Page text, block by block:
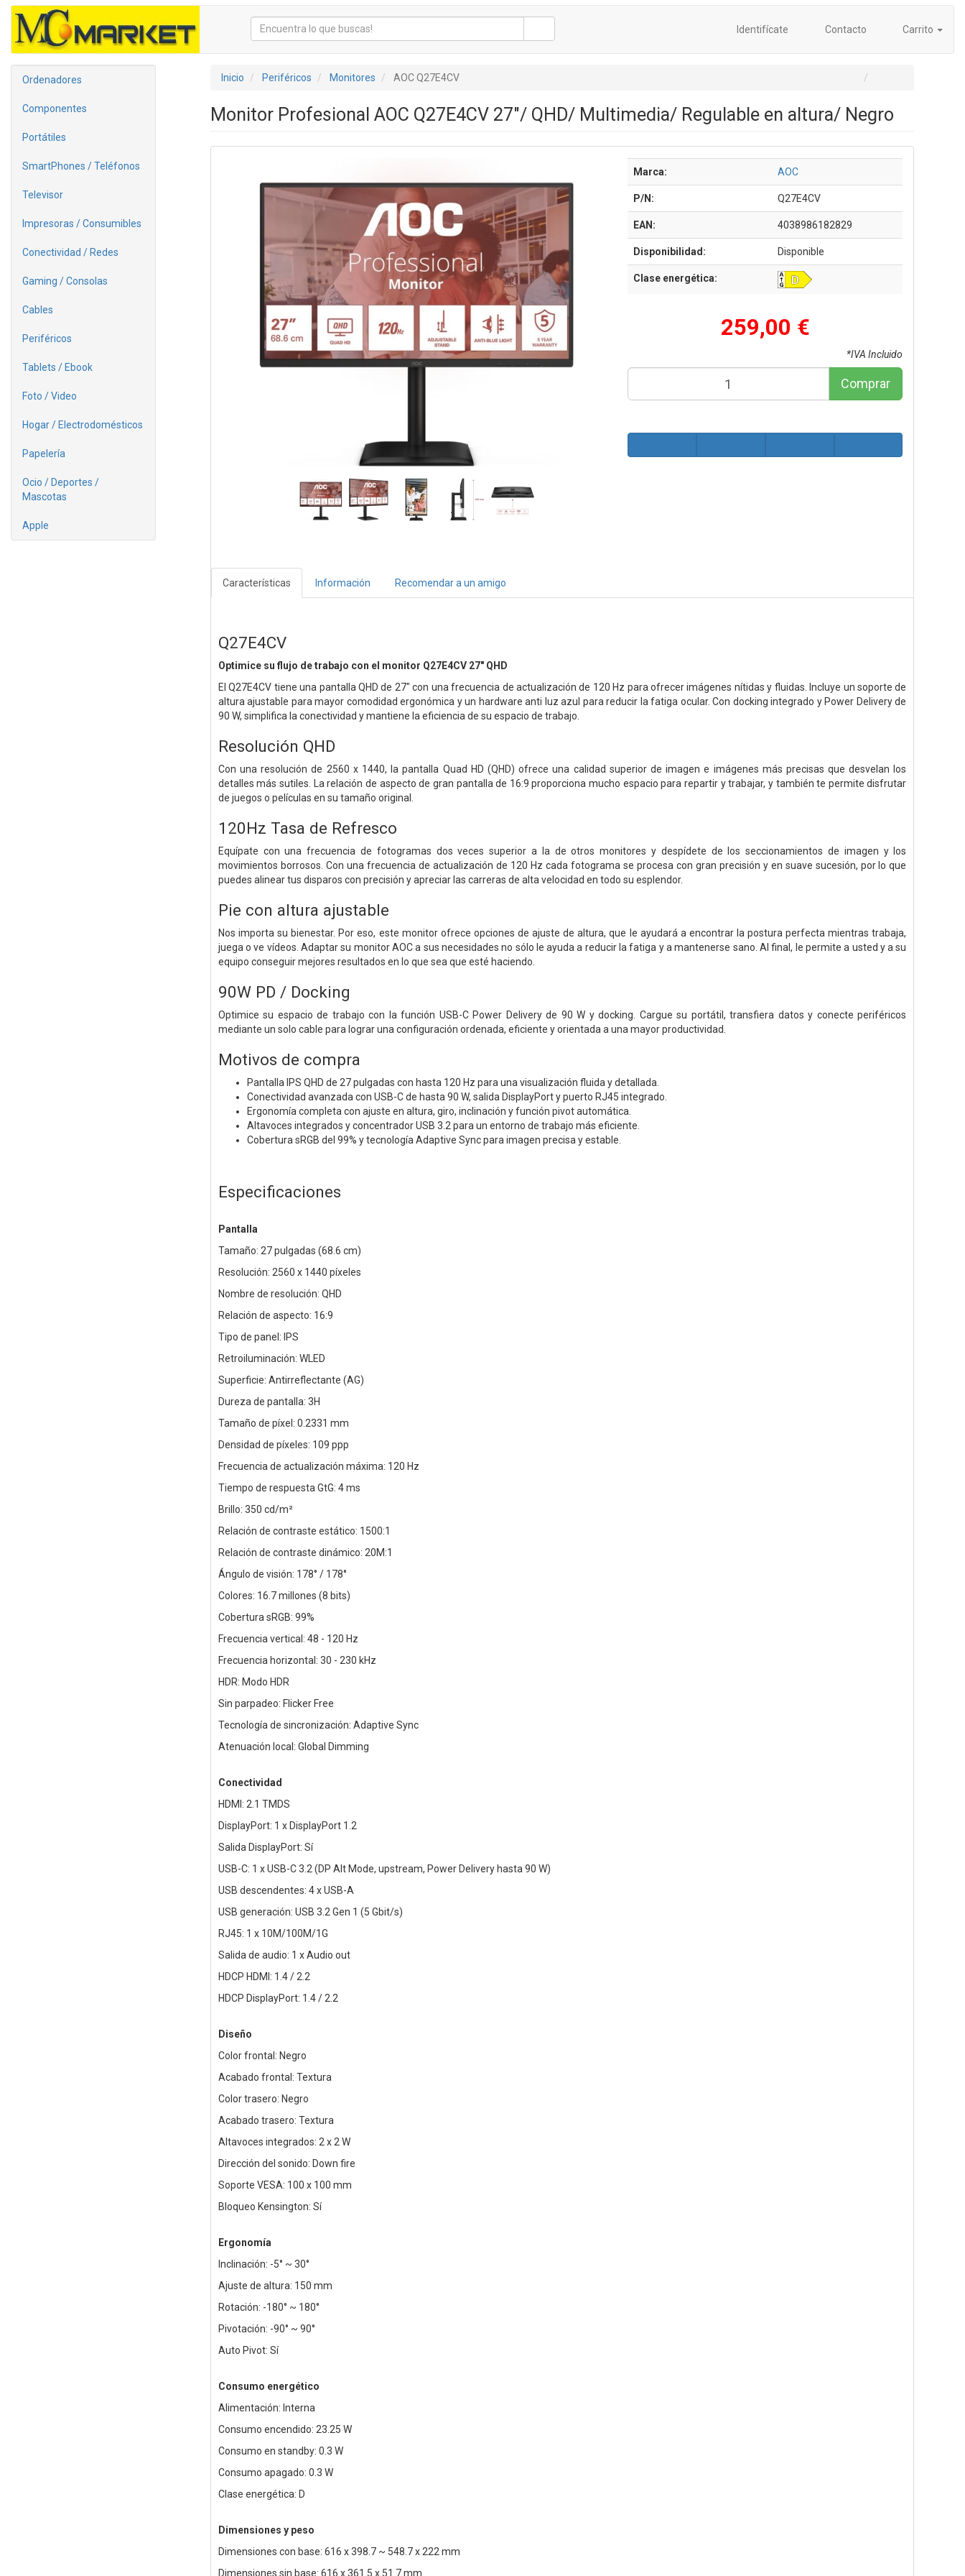
Identifícate Contacto Carrito
Ordenadores
Componentes
Portátiles
SmartPhones / Teléfonos
Televisor
Impresoras / Consumibles
Conectividad / Redes
Gaming / Consolas
Cables
Periféricos
Tablets / Ebook
Foto / Video
Hogar / Electrodomésticos
Papelería
Ocio / Deportes /
Mascotas
Apple
Inicio Periféricos Monitores AOC Q27E4CV
Monitor Profesional AOC Q27E4CV 27"/ QHD/ Multimedia/ Regulable en altura/ Negro
Marca: AOC
P/N: Q27E4CV
EAN: 4038986182829
Disponibilidad: Disponible
Clase energética:
259,00 €
*IVA Incluido
Comprar
Características Información Recomendar a un amigo
Q27E4CV
Optimice su flujo de trabajo con el monitor Q27E4CV 27" QHD
El Q27E4CV tiene una pantalla QHD de 27" con una frecuencia de actualización de 120 Hz para ofrecer imágenes nítidas y fluidas. Incluye un soporte de
altura ajustable para mayor comodidad ergonómica y un hardware anti luz azul para reducir la fatiga ocular. Con docking integrado y Power Delivery de
90 W, simplifica la conectividad y mantiene la eficiencia de su espacio de trabajo.
Resolución QHD
Con una resolución de 2560 x 1440, la pantalla Quad HD (QHD) ofrece una calidad superior de imagen e imágenes más precisas que desvelan los
detalles más sutiles. La relación de aspecto de gran pantalla de 16:9 proporciona mucho espacio para repartir y trabajar, y también te permite disfrutar
de juegos o películas en su tamaño original.
120Hz Tasa de Refresco
Equípate con una frecuencia de fotogramas dos veces superior a la de otros monitores y despídete de los seccionamientos de imagen y los
movimientos borrosos. Con una frecuencia de actualización de 120 Hz cada fotograma se procesa con gran precisión y en suave sucesión, por lo que
puedes alinear tus disparos con precisión y apreciar las carreras de alta velocidad en todo su esplendor.
Pie con altura ajustable
Nos importa su bienestar. Por eso, este monitor ofrece opciones de ajuste de altura, que le ayudará a encontrar la postura perfecta mientras trabaja,
juega o ve vídeos. Adaptar su monitor AOC a sus necesidades no sólo le ayuda a reducir la fatiga y a mantenerse sano. Al final, le permite a usted y a su
equipo conseguir mejores resultados en lo que sea que esté haciendo.
90W PD / Docking
Optimice su espacio de trabajo con la función USB-C Power Delivery de 90 W y docking. Cargue su portátil, transfiera datos y conecte periféricos
mediante un solo cable para lograr una configuración ordenada, eficiente y orientada a una mayor productividad.
Motivos de compra
Pantalla IPS QHD de 27 pulgadas con hasta 120 Hz para una visualización fluida y detallada.
Conectividad avanzada con USB-C de hasta 90 W, salida DisplayPort y puerto RJ45 integrado.
Ergonomía completa con ajuste en altura, giro, inclinación y función pivot automática.
Altavoces integrados y concentrador USB 3.2 para un entorno de trabajo más eficiente.
Cobertura sRGB del 99% y tecnología Adaptive Sync para imagen precisa y estable.
Especificaciones
Pantalla
Tamaño: 27 pulgadas (68.6 cm)
Resolución: 2560 x 1440 píxeles
Nombre de resolución: QHD
Relación de aspecto: 16:9
Tipo de panel: IPS
Retroiluminación: WLED
Superficie: Antirreflectante (AG)
Dureza de pantalla: 3H
Tamaño de píxel: 0.2331 mm
Densidad de píxeles: 109 ppp
Frecuencia de actualización máxima: 120 Hz
Tiempo de respuesta GtG: 4 ms
Brillo: 350 cd/m²
Relación de contraste estático: 1500:1
Relación de contraste dinámico: 20M:1
Ángulo de visión: 178° / 178°
Colores: 16.7 millones (8 bits)
Cobertura sRGB: 99%
Frecuencia vertical: 48 - 120 Hz
Frecuencia horizontal: 30 - 230 kHz
HDR: Modo HDR
Sin parpadeo: Flicker Free
Tecnología de sincronización: Adaptive Sync
Atenuación local: Global Dimming
Conectividad
HDMI: 2.1 TMDS
DisplayPort: 1 x DisplayPort 1.2
Salida DisplayPort: Sí
USB-C: 1 x USB-C 3.2 (DP Alt Mode, upstream, Power Delivery hasta 90 W)
USB descendentes: 4 x USB-A
USB generación: USB 3.2 Gen 1 (5 Gbit/s)
RJ45: 1 x 10M/100M/1G
Salida de audio: 1 x Audio out
HDCP HDMI: 1.4 / 2.2
HDCP DisplayPort: 1.4 / 2.2
Diseño
Color frontal: Negro
Acabado frontal: Textura
Color trasero: Negro
Acabado trasero: Textura
Altavoces integrados: 2 x 2 W
Dirección del sonido: Down fire
Soporte VESA: 100 x 100 mm
Bloqueo Kensington: Sí
Ergonomía
Inclinación: -5° ~ 30°
Ajuste de altura: 150 mm
Rotación: -180° ~ 180°
Pivotación: -90° ~ 90°
Auto Pivot: Sí
Consumo energético
Alimentación: Interna
Consumo encendido: 23.25 W
Consumo en standby: 0.3 W
Consumo apagado: 0.3 W
Clase energética: D
Dimensiones y peso
Dimensiones con base: 616 x 398.7 ~ 548.7 x 222 mm
Dimensiones sin base: 616 x 361.5 x 51.7 mm